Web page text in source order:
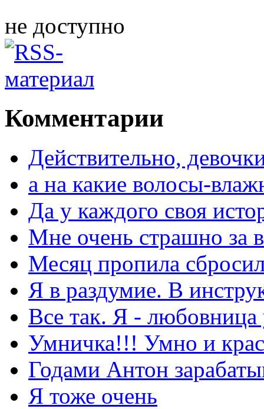
не доступно
Комментарии
Действительно,
а на какие волосы-
Да у каждого своя
Мне очень страшно за
Месяц пропила
Я в раздумие. В
Все так. Я - любовница
Умничка!!! Умно и
Годами Антон
Я тоже очень